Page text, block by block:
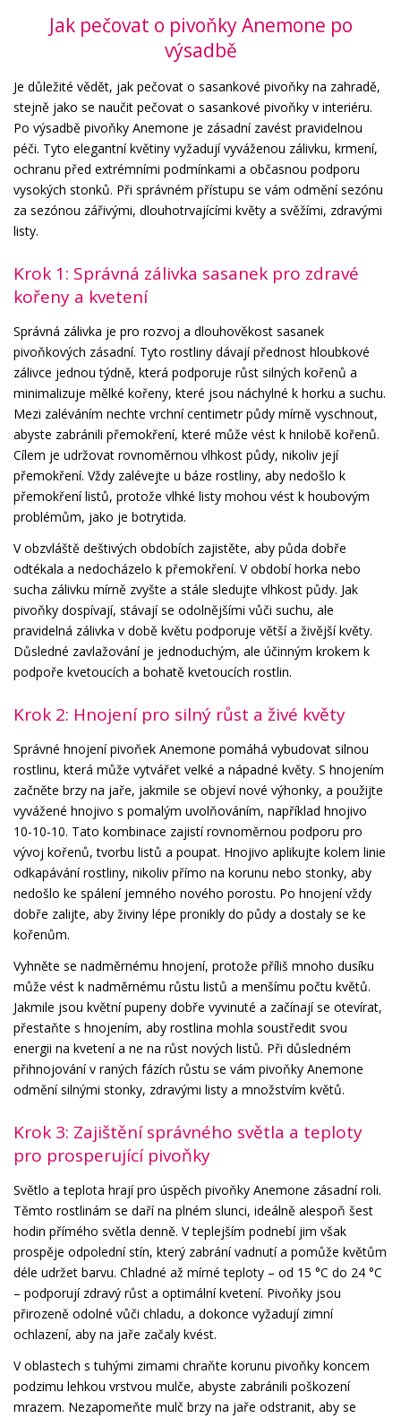
Jak pečovat o pivoňky Anemone po
výsadbě
Je důležité vědět, jak pečovat o sasankové pivoňky na zahradě,
stejně jako se naučit pečovat o sasankové pivoňky v interiéru.
Po výsadbě pivoňky Anemone je zásadní zavést pravidelnou
péči. Tyto elegantní květiny vyžadují vyváženou zálivku, krmení,
ochranu před extrémními podmínkami a občasnou podporu
vysokých stonků. Při správném přístupu se vám odmění sezónu
za sezónou zářivými, dlouhotrvajícími květy a svěžími, zdravými
listy.
Krok 1: Správná zálivka sasanek pro zdravé
kořeny a kvetení
Správná zálivka je pro rozvoj a dlouhověkost sasanek
pivoňkových zásadní. Tyto rostliny dávají přednost hloubkové
zálivce jednou týdně, která podporuje růst silných kořenů a
minimalizuje mělké kořeny, které jsou náchylné k horku a suchu.
Mezi zaléváním nechte vrchní centimetr půdy mírně vyschnout,
abyste zabránili přemokření, které může vést k hnilobě kořenů.
Cílem je udržovat rovnoměrnou vlhkost půdy, nikoliv její
přemokření. Vždy zalévejte u báze rostliny, aby nedošlo k
přemokření listů, protože vlhké listy mohou vést k houbovým
problémům, jako je botrytida.
V obzvláště deštivých obdobích zajistěte, aby půda dobře
odtékala a nedocházelo k přemokření. V období horka nebo
sucha zálivku mírně zvyšte a stále sledujte vlhkost půdy. Jak
pivoňky dospívají, stávají se odolnějšími vůči suchu, ale
pravidelná zálivka v době květu podporuje větší a živější květy.
Důsledné zavlažování je jednoduchým, ale účinným krokem k
podpoře kvetoucích a bohatě kvetoucích rostlin.
Krok 2: Hnojení pro silný růst a živé květy
Správné hnojení pivoňek Anemone pomáhá vybudovat silnou
rostlinu, která může vytvářet velké a nápadné květy. S hnojením
začněte brzy na jaře, jakmile se objeví nové výhonky, a použijte
vyvážené hnojivo s pomalým uvolňováním, například hnojivo
10-10-10. Tato kombinace zajistí rovnoměrnou podporu pro
vývoj kořenů, tvorbu listů a poupat. Hnojivo aplikujte kolem linie
odkapávání rostliny, nikoliv přímo na korunu nebo stonky, aby
nedošlo ke spálení jemného nového porostu. Po hnojení vždy
dobře zalijte, aby živiny lépe pronikly do půdy a dostaly se ke
kořenům.
Vyhněte se nadměrnému hnojení, protože příliš mnoho dusíku
může vést k nadměrnému růstu listů a menšímu počtu květů.
Jakmile jsou květní pupeny dobře vyvinuté a začínají se otevírat,
přestaňte s hnojením, aby rostlina mohla soustředit svou
energii na kvetení a ne na růst nových listů. Při důsledném
přihnojování v raných fázích růstu se vám pivoňky Anemone
odmění silnými stonky, zdravými listy a množstvím květů.
Krok 3: Zajištění správného světla a teploty
pro prosperující pivoňky
Světlo a teplota hrají pro úspěch pivoňky Anemone zásadní roli.
Těmto rostlinám se daří na plném slunci, ideálně alespoň šest
hodin přímého světla denně. V teplejším podnebí jim však
prospěje odpolední stín, který zabrání vadnutí a pomůže květům
déle udržet barvu. Chladné až mírné teploty – od 15 °C do 24 °C
– podporují zdravý růst a optimální kvetení. Pivoňky jsou
přirozeně odolné vůči chladu, a dokonce vyžadují zimní
ochlazení, aby na jaře začaly kvést.
V oblastech s tuhými zimami chraňte korunu pivoňky koncem
podzimu lehkou vrstvou mulče, abyste zabránili poškození
mrazem. Nezapomeňte mulč brzy na jaře odstranit, aby se